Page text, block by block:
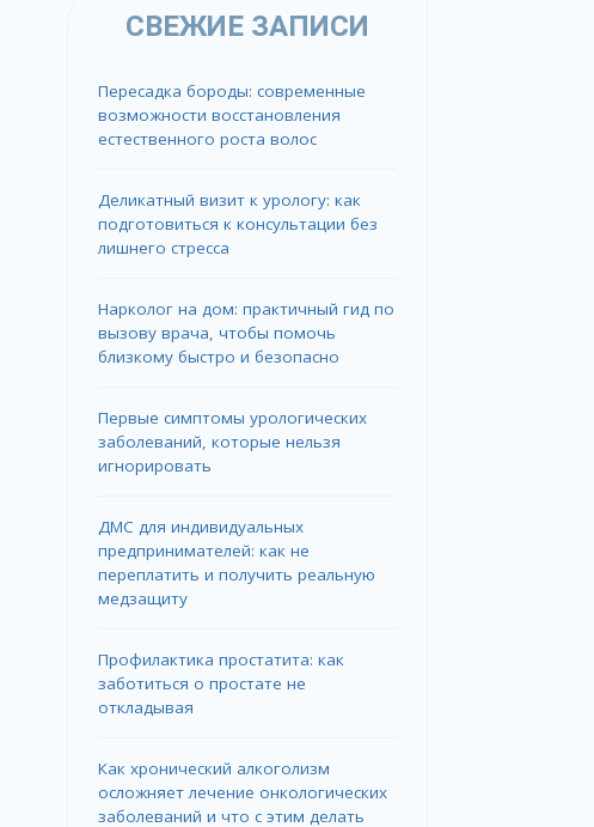
СВЕЖИЕ ЗАПИСИ
Пересадка бороды: современные
возможности восстановления
естественного роста волос
Деликатный визит к урологу: как
подготовиться к консультации без
лишнего стресса
Нарколог на дом: практичный гид по
вызову врача, чтобы помочь
близкому быстро и безопасно
Первые симптомы урологических
заболеваний, которые нельзя
игнорировать
ДМС для индивидуальных
предпринимателей: как не
переплатить и получить реальную
медзащиту
Профилактика простатита: как
заботиться о простате не
откладывая
Как хронический алкоголизм
осложняет лечение онкологических
заболеваний и что с этим делать